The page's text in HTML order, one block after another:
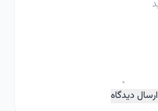
ارسال دیدگاه